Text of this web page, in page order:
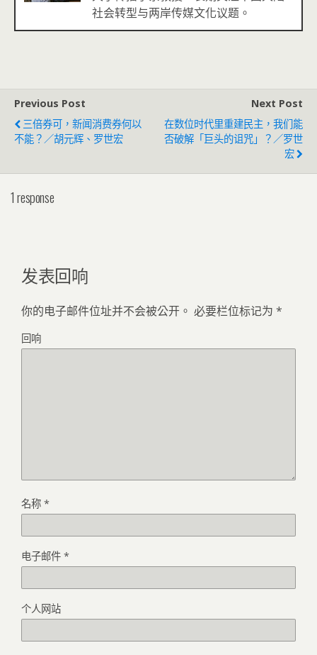
社会转型与两岸传媒文化议题。
Previous Post
三倍券可，新闻消费券何以
不能？／胡元辉、罗世宏
Next Post
在数位时代里重建民主，我们能
否破解「巨头的诅咒」？／罗世
宏
1 response
发表回响
你的电子邮件位址并不会被公开。 必要栏位标记为 *
回响
名称 *
电子邮件 *
个人网站